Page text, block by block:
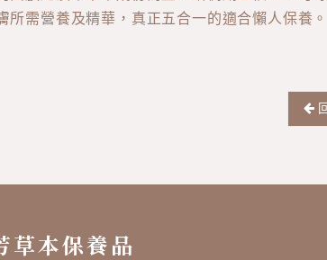
所需營養及精華，真正五合一的適合懶人保養。
草本保養品